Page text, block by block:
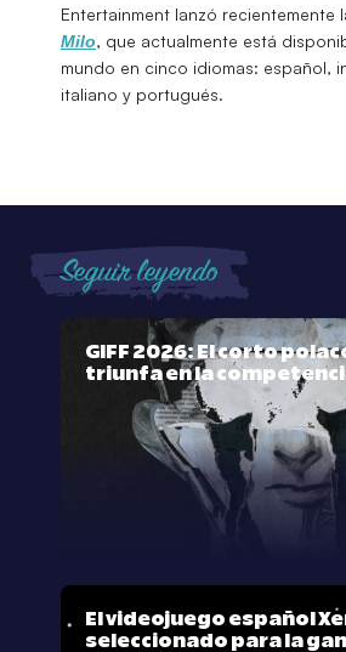
Entertainment lanzó recientemente
Milo, que actualmente está
mundo en cinco idiomas: español,
italiano y portugués.
Seguir leyendo
GIFF 2026: El corto
triunfa en la
El videojuego español
seleccionado para la